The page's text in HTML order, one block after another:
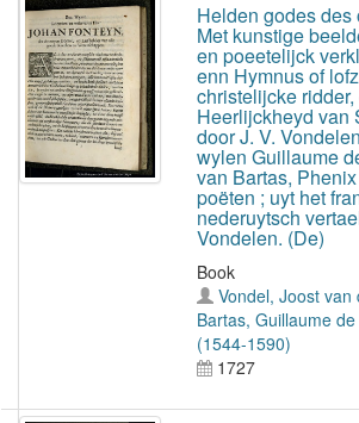
Helden godes
Met kunstige
en poeetelijck
enn Hymnus of
christelijcke
Heerlijckheyd van
door J. V.
wylen Guillaume
van Bartas,
poëten ; uyt het
nederuytsch
Vondelen. (De)
Book
Vondel, Joost
Bartas, Guillaume
(1544-1590)
1727